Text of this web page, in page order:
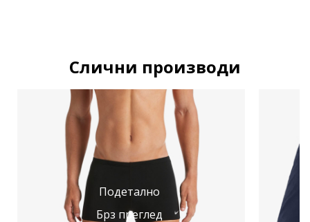
Слични производи
Подетално
Брз преглед